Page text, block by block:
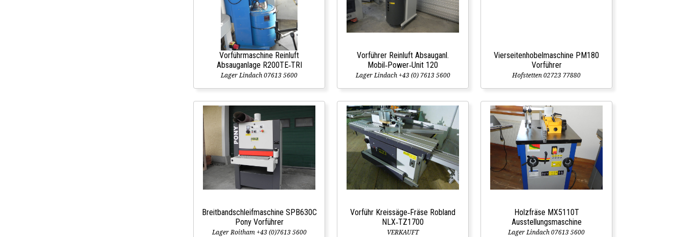
Vorführmaschine Reinluft
Absauganlage R200TE‑TRI
Lager Lindach 07613 5600
Vorführer Reinluft Absauganl.
Mobil‑Power‑Unit 120
Lager Lindach +43 (0) 7613 5600
Vierseitenhobelmaschine PM180
Vorführer
Hofstetten 02723 77880
Breitbandschleifmaschine SPB630C
Pony Vorführer
Lager Roitham +43 (0)7613 5600
Vorführ Kreissäge‑Fräse Robland
NLX‑TZ1700
VERKAUFT
Holzfräse MX5110T
Ausstellungsmaschine
Lager Lindach 07613 5600